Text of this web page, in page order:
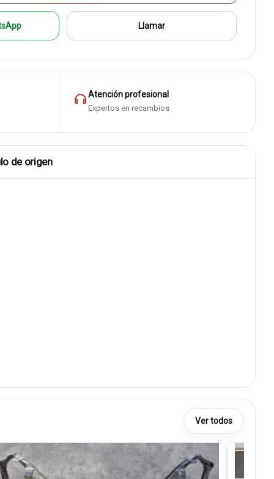
Llamar
Atención profesional
Expertos en recambios
de origen
Ver todos